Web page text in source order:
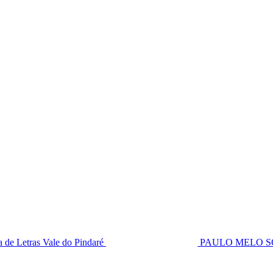
Vale do Pindaré PAULO MELO